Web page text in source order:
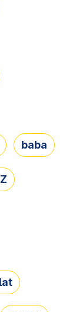
baba